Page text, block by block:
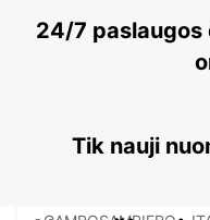
TRIESTE AIRPORT
RONCHI DEI
24/7 paslaugos
Tik nauji